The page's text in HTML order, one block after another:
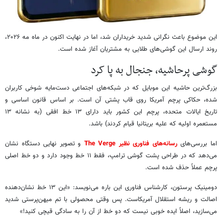
این موضوع باعث نگرانی شدید خریداران شد، اما در نهایت اکنون در ماه مه ۲۰۲۶،
روند ارسال این گوشی‌های طلایی به مشتریان آغاز شده است.
گوشی پرحاشیه، جنجال به پا کرد
بزرگ‌ترین حاشیه این موبایل که در شبکه‌های اجتماعی دست‌مایه شوخی کاربران
شده، حکاکی پرچم آمریکا روی قاب پشتی آن است. بر اساس قانون اساسی و
تاریخ ایالات متحده، پرچم این کشور باید دارای ۱۳ خط افقی (به نشانه ۱۳
مستعمره اولیه که علیه بریتانیا قیام کردند) باشد.
اما بررسی‌هایرسانه‌های فناوری نظیر The Verge
و تصویر نهایی دستگاه نشان
می‌دهد که در طراحی پشت گوشی ترامپ، فقط ۱۱ خط وجود دارد و دو خط اصلی
پرچم عملاً حذف شده است.
دومینیک پرستون، کارشناس فناوری این باره می‌نویسد: «این ۱۳ خط نشان‌دهنده
اصالت و ریشه استقلال آمریکاست. پس وقتی محصولی با تم میهن‌پرستی شدید
می‌سازید، اصلاً ایده خوبی نیست که دو خط از آن را به سادگی قیچی کنید!»